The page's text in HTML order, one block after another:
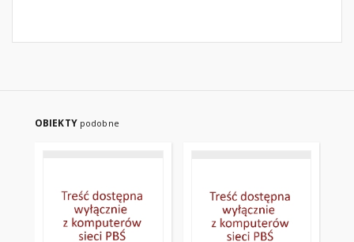
OBIEKTY podobne